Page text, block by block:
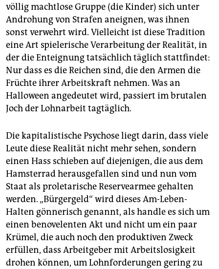
völlig machtlose Gruppe (die Kinder) sich unter
Androhung von Strafen aneignen, was ihnen
sonst verwehrt wird. Vielleicht ist diese Tradition
eine Art spielerische Verarbeitung der Realität, in
der die Enteignung tatsächlich täglich stattfindet:
Nur dass es die Reichen sind, die den Armen die
Früchte ihrer Arbeitskraft nehmen. Was an
Halloween angedeutet wird, passiert im brutalen
Joch der Lohnarbeit tagtäglich.
Die kapitalistische Psychose liegt darin, dass viele
Leute diese Realität nicht mehr sehen, sondern
einen Hass schieben auf diejenigen, die aus dem
Hamsterrad herausgefallen sind und nun vom
Staat als proletarische Reservearmee gehalten
werden. „Bürgergeld“ wird dieses Am-Leben-
Halten gönnerisch genannt, als handle es sich um
einen benovelenten Akt und nicht um ein paar
Krümel, die auch noch den produktiven Zweck
erfüllen, dass Arbeitgeber mit Arbeitslosigkeit
drohen können, um Lohnforderungen gering zu